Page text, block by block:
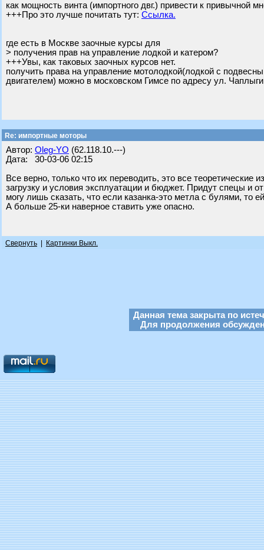
как мощность винта (импортного двг.) привести к привычной
+++Про это лучше почитать тут: Ссылка.
где есть в Москве заочные курсы для
> получения прав на управление лодкой и катером?
+++Увы, как таковых заочных курсов нет.
получить права на управление мотолодкой(лодкой с
двигателем) можно в московском Гимсе по адресу ул.
Re: импортные моторы
Автор: Oleg-YO (62.118.10.---)
Дата: 30-03-06 02:15
Все верно, только что их переводить, это все
загрузку и условия эксплуатации и бюджет. Придут спецы
могу лишь сказать, что если казанка-это метла с булями, то
А больше 25-ки наверное ставить уже опасно.
Свернуть Картинки Выкл.
Данная тема закрыта по
Для продолжения